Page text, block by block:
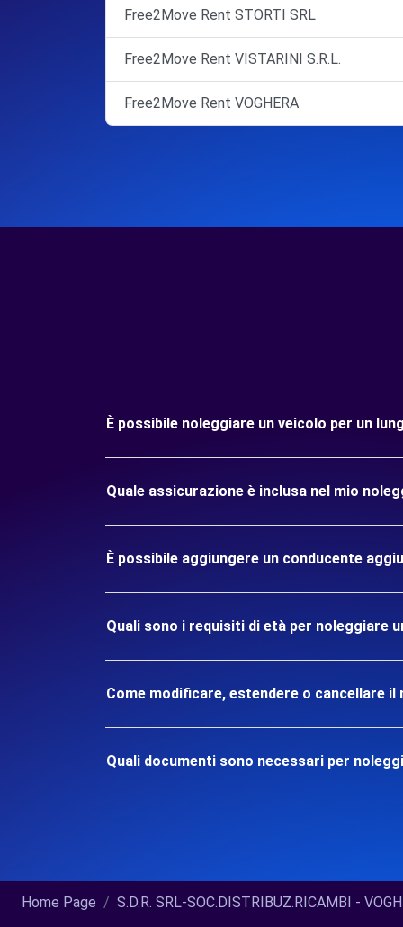
Free2Move Rent STORTI SRL
Free2Move Rent VISTARINI S.R.L.
Free2Move Rent VOGHERA
È possibile noleggiare un veicolo per un
Quale assicurazione è inclusa nel mio
È possibile aggiungere un conducente
Quali sono i requisiti di età per noleggiare
Come modificare, estendere o cancellare il
Quali documenti sono necessari per
Home Page S.D.R. SRL-SOC.DISTRIBUZ.RICAMBI -